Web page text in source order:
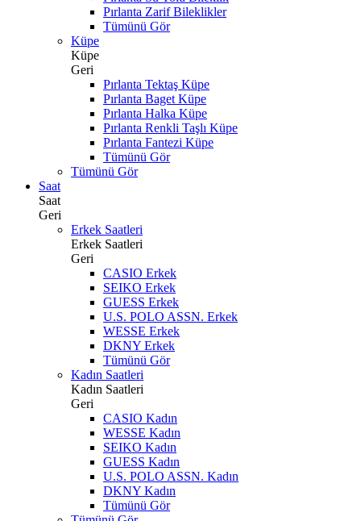
Pırlanta Zarif Bileklikler
Tümünü Gör
Küpe
Küpe
Geri
Pırlanta Tektaş Küpe
Pırlanta Baget Küpe
Pırlanta Halka Küpe
Pırlanta Renkli Taşlı Küpe
Pırlanta Fantezi Küpe
Tümünü Gör
Tümünü Gör
Saat
Saat
Geri
Erkek Saatleri
Erkek Saatleri
Geri
CASIO Erkek
SEIKO Erkek
GUESS Erkek
U.S. POLO ASSN. Erkek
WESSE Erkek
DKNY Erkek
Tümünü Gör
Kadın Saatleri
Kadın Saatleri
Geri
CASIO Kadın
WESSE Kadın
SEIKO Kadın
GUESS Kadın
U.S. POLO ASSN. Kadın
DKNY Kadın
Tümünü Gör